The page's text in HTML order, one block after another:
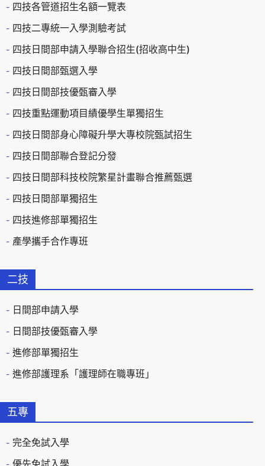
四技各管道招生名額一覽表
四技二專統一入學測驗考試
四技日間部申請入學聯合招生(招收高中生)
四技日間部甄選入學
四技日間部技優甄審入學
四技重點運動項目績優學生單獨招生
四技日間部身心障礙升學大專校院甄試招生
四技日間部聯合登記分發
四技日間部科技校院繁星計畫聯合推薦甄選
四技日間部單獨招生
四技進修部單獨招生
產學攜手合作專班
二技
日間部申請入學
日間部技優甄審入學
進修部單獨招生
進修部護理系「護理師在職專班」
五專
完全免試入學